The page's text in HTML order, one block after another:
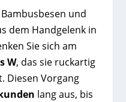
und
dem Handgelenk in
Sie sich am
W, das sie ruckartig
Diesen Vorgang
lang aus, bis